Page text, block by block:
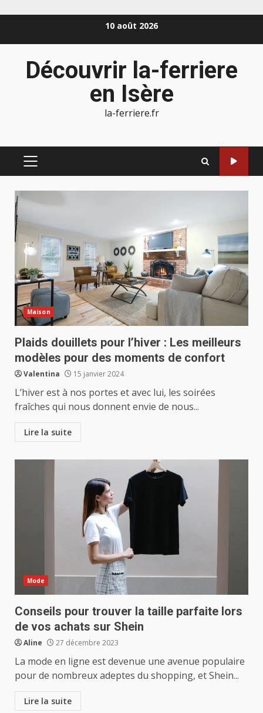
10 août 2026
Découvrir la-ferriere
en Isère
la-ferriere.fr
MENU
Maison
Plaids douillets pour l’hiver : Les meilleurs
modèles pour des moments de confort
Valentina 15 janvier 2024
L’hiver est à nos portes et avec lui, les soirées
fraîches qui nous donnent envie de nous...
Lire la suite
Mode
Conseils pour trouver la taille parfaite lors
de vos achats sur Shein
Aline 27 décembre 2023
La mode en ligne est devenue une avenue populaire
pour de nombreux adeptes du shopping, et Shein...
Lire la suite